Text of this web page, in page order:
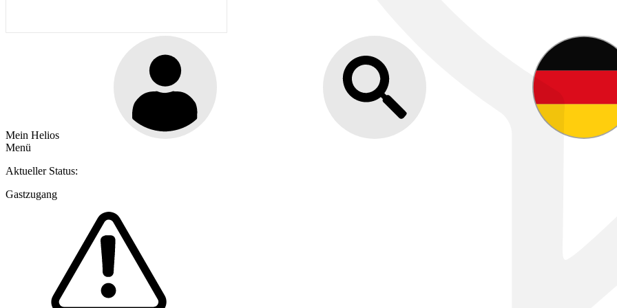
Mein Helios
Menü
Aktueller Status:
Gastzugang